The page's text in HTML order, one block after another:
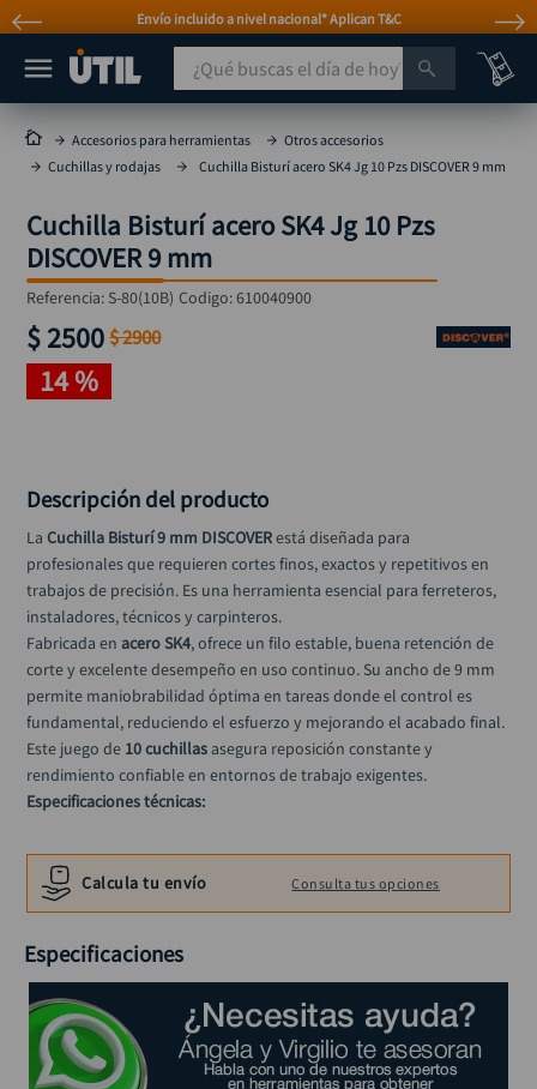
Envío incluido a nivel nacional* Aplican T&C
¿Qué buscas el día de hoy?
Accesorios para herramientas
Otros accesorios
Cuchillas y rodajas
Cuchilla Bisturí acero SK4 Jg 10 Pzs DISCOVER 9 mm
Cuchilla Bisturí acero SK4 Jg 10 Pzs
DISCOVER 9 mm
Referencia: S-80(10B) Codigo:610040900
$2500 $2900
14 %
Descripción del producto
La Cuchilla Bisturí 9 mm DISCOVER está diseñada para
profesionales que requieren cortes finos, exactos y repetitivos en
trabajos de precisión. Es una herramienta esencial para ferreteros,
instaladores, técnicos y carpinteros.
Fabricada en acero SK4, ofrece un filo estable, buena retención de
corte y excelente desempeño en uso continuo. Su ancho de 9 mm
permite maniobrabilidad óptima en tareas donde el control es
fundamental, reduciendo el esfuerzo y mejorando el acabado final.
Este juego de 10 cuchillas asegura reposición constante y
rendimiento confiable en entornos de trabajo exigentes.
Especificaciones técnicas:
Ancho de hoja: 9 mm
Compatibilidad: Bisturí estándar 9 mm
Calcula tu envío Consulta tus opciones
Especificaciones
MÁS BUSCADOS
taladro
taladros pulidoras
compresor
broca
sierra circular
hidrolavadora
taladro inalámbrico
llave impacto